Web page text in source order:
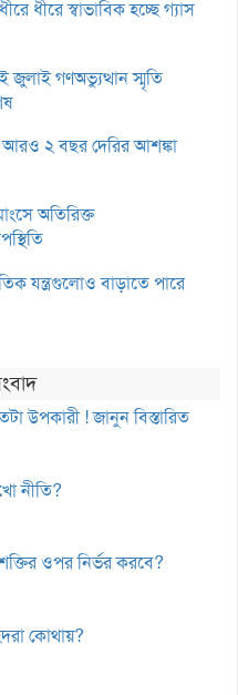
ধীরে স্বাভাবিক হচ্ছে গ্যাস
জুলাই গণঅভ্যুত্থান স্মৃতি
আরও ২ বছর দেরির আশঙ্কা
অতিরিক্ত
যন্ত্রগুলোও বাড়াতে পারে
উপকারী ! জানুন বিস্তারিত
নীতি?
ওপর নির্ভর করবে?
কোথায়?